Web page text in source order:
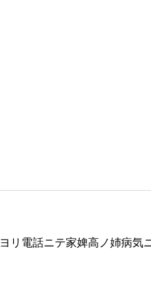
電話ニテ家婢高ノ姉病気